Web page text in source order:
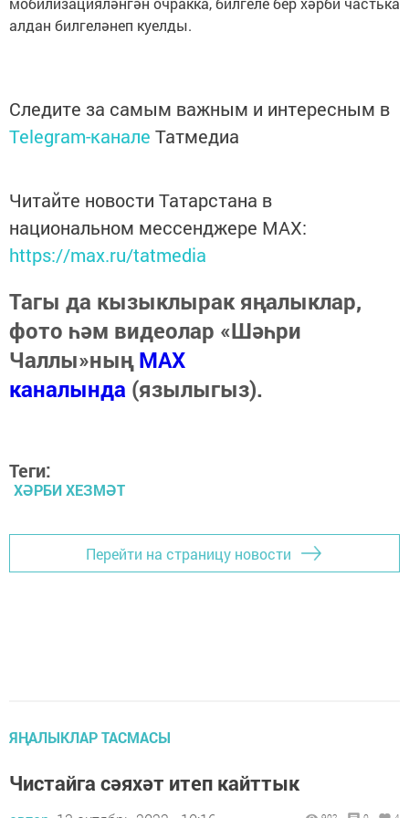
алдан билгеләнеп куелды.
Следите за самым важным и интересным в
Telegram-канале Татмедиа
Читайте новости Татарстана в
национальном мессенджере MАХ:
https://max.ru/tatmedia
Тагы да кызыклырак яңалыклар,
фото һәм видеолар «Шәһри
Чаллы»ныңMAX
каналында (язылыгыз).
Теги:
ХӘРБИ ХЕЗМӘТ
Перейти на страницу новости
ЯҢАЛЫКЛАР ТАСМАСЫ
Чистайга сәяхәт итеп кайттык